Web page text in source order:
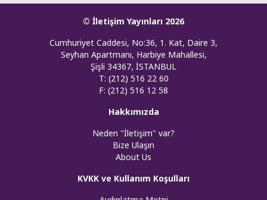
© İletişim Yayınları 2026
Cumhuriyet Caddesi, No:36, 1. Kat, Daire 3,
Seyhan Apartmanı, Harbiye Mahallesi,
Şişli 34367, İSTANBUL
T: (212) 516 22 60
F: (212) 516 12 58
Hakkımızda
Neden "İletişim" var?
Bize Ulaşın
About Us
KVKK ve Kullanım Koşulları